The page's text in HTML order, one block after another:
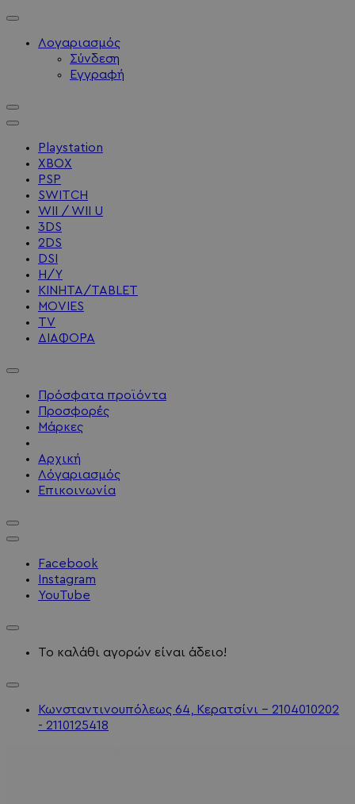
Λογαριασμός
Σύνδεση
Εγγραφή
Playstation
XBOX
PSP
SWITCH
WII / WII U
3DS
2DS
DSI
Η/Υ
ΚΙΝΗΤΑ/TABLET
MOVIES
TV
ΔΙΑΦΟΡΑ
Πρόσφατα προϊόντα
Προσφορές
Μάρκες
Αρχική
Λόγαριασμός
Επικοινωνία
Facebook
Instagram
YouTube
Το καλάθι αγορών είναι άδειο!
Κωνσταντινουπόλεως 64, Κερατσίνι - 2104010202
- 2110125418